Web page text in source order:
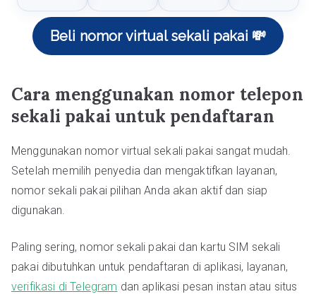
Beli nomor virtual sekali pakai 💸
Cara menggunakan nomor telepon
sekali pakai untuk pendaftaran
Menggunakan nomor virtual sekali pakai sangat mudah.
Setelah memilih penyedia dan mengaktifkan layanan,
nomor sekali pakai pilihan Anda akan aktif dan siap
digunakan.
Paling sering, nomor sekali pakai dan kartu SIM sekali
pakai dibutuhkan untuk pendaftaran di aplikasi, layanan,
verifikasi di Telegram dan aplikasi pesan instan atau situs